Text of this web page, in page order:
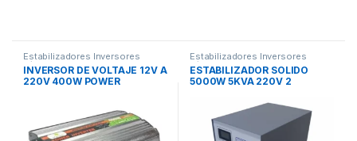
Estabilizadores Inversores
Lámparas Reflectores
INVERSOR DE VOLTAJE 12V A
220V 400W POWER
Estabilizadores Inversores
Lámparas Reflectores
ESTABILIZADOR SOLIDO
5000W 5KVA 220V 2